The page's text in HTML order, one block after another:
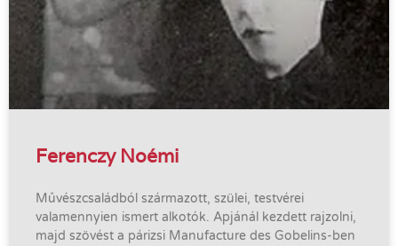
Ferenczy Noémi
Művészcsaládból származott, szülei, testvérei
valamennyien ismert alkotók. Apjánál kezdett rajzolni,
majd szövést a párizsi Manufacture des Gobelins-ben